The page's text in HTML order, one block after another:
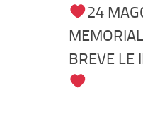
24
BREVE LE